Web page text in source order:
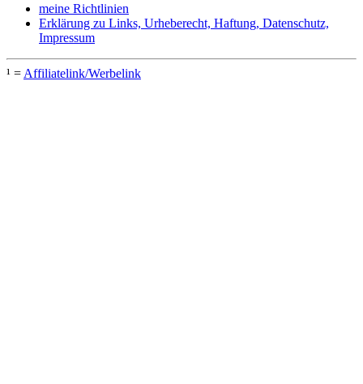
meine Richtlinien
Erklärung zu Links, Urheberecht, Haftung, Datenschutz,
Impressum
¹ = Affiliatelink/Werbelink